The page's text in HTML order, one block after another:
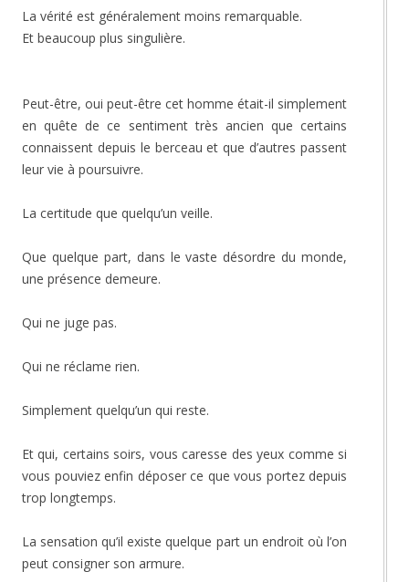
La vérité est généralement moins remarquable.
Et beaucoup plus singulière.
Peut-être, oui peut-être cet homme était-il simplement
en quête de ce sentiment très ancien que certains
connaissent depuis le berceau et que d’autres passent
leur vie à poursuivre.
La certitude que quelqu’un veille.
Que quelque part, dans le vaste désordre du monde,
une présence demeure.
Qui ne juge pas.
Qui ne réclame rien.
Simplement quelqu’un qui reste.
Et qui, certains soirs, vous caresse des yeux comme si
vous pouviez enfin déposer ce que vous portez depuis
trop longtemps.
La sensation qu’il existe quelque part un endroit où l’on
peut consigner son armure.